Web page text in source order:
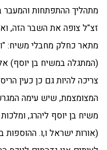
מתהליך ההתפתחות והמעבר
זצ"ל צופה את השבר הזה,
מתאר כחלק מחבלי משיח:
(המתגלה במשיח בן יוסף)
צריכה להיות גם כן כעין
המצומצמת, שיש עימה
משיח בן יוסף ליהרג,
(אורות ישראל ו,ו. ההוספות